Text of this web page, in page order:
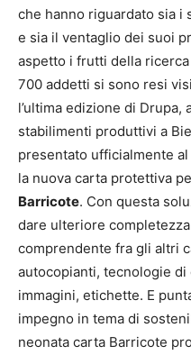
che hanno riguardato sia i
e sia il ventaglio dei suoi
aspetto i frutti della ricerca
700 addetti si sono resi
l’ultima edizione di
stabilimenti produttivi a
presentato ufficialmente
la nuova carta protettiva
Barricote. Con questa
dare ulteriore
comprendente fra gli altri
autocopianti, tecnologie
immagini, etichette. E
impegno in tema di
neonata carta Barricote